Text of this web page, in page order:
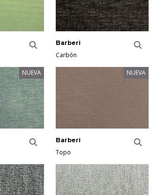
Barberi
Carbón
NUEVA NUEVA
Barberi
Topo